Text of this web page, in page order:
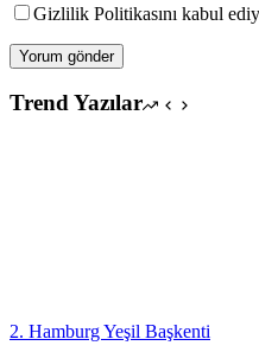
Gizlilik Politikasını kabul
Yorum gönder
Trend Yazılar
2. Hamburg Yeşil Başkenti